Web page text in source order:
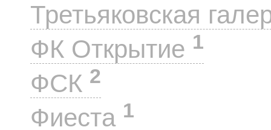
Третьяковская
ФК Открытие 1
ФСК 2
Фиеста 1